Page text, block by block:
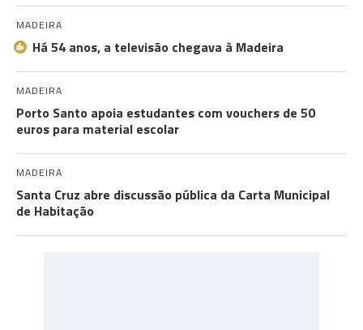
MADEIRA
Há 54 anos, a televisão chegava à Madeira
MADEIRA
Porto Santo apoia estudantes com vouchers de 50
euros para material escolar
MADEIRA
Santa Cruz abre discussão pública da Carta Municipal
de Habitação